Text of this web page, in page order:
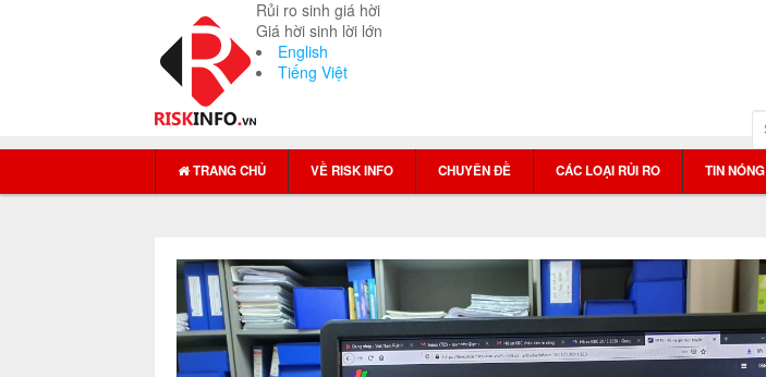
Rủi ro sinh giá hời
Giá hời sinh lời lớn
English
Tiếng Việt
TRANG CHỦ VỀ RISK INFO CHUYÊN ĐỀ CÁC LOẠI RỦI RO TIN NÓNG